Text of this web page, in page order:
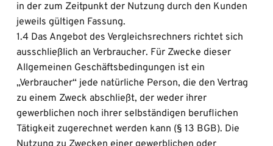
in der zum Zeitpunkt der Nutzung durch den Kunden
jeweils gültigen Fassung.
1.4 Das Angebot des Vergleichsrechners richtet sich
ausschließlich an Verbraucher. Für Zwecke dieser
Allgemeinen Geschäftsbedingungen ist ein
„Verbraucher“ jede natürliche Person, die den Vertrag
zu einem Zweck abschließt, der weder ihrer
gewerblichen noch ihrer selbständigen beruflichen
Tätigkeit zugerechnet werden kann (§ 13 BGB). Die